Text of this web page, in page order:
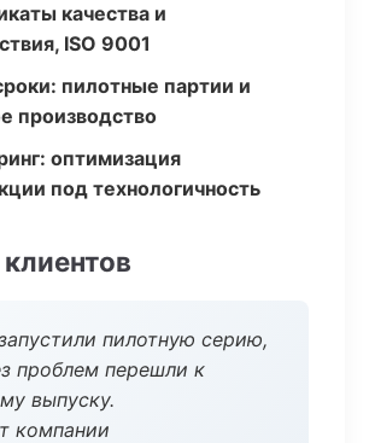
качества и
ISO 9001
пилотные партии и
производство
оптимизация
под технологичность
пилотную серию,
проблем перешли к
выпуску.
компании